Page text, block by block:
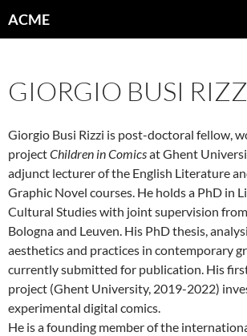
auACME
GIORGIO BUSI
Giorgio Busi Rizzi is post-doctoral fellow,
projectChildren in Comicsat Ghent
adjunct lecturer of the English Literature
Graphic Novel courses. He holds a PhD in
Cultural Studies with joint supervision
Bologna and Leuven. His PhD thesis,
aesthetics and practices in contemporary
currently submitted for publication. His
project (Ghent University, 2019-2022)
experimental digital comics.
He is a founding member of the